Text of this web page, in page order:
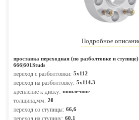
Подробное
проставка переходная (по разболтовке и
666|601Studs
переход с разболтовки: 5x112
переход на разболтовку: 5x114.3
крепление к диску: шпилечное
толщина,мм: 20
переход со ступицы: 66,6
переход на ступицу: 60,1